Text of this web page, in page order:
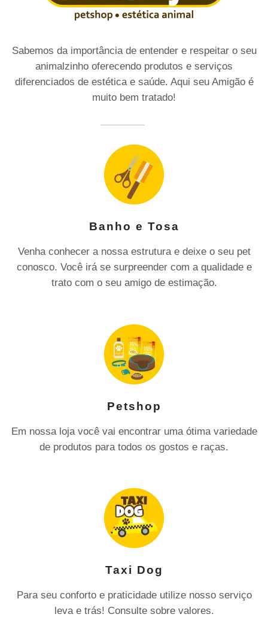
Sabemos da importância de entender e respeitar o seu
animalzinho oferecendo produtos e serviços
diferenciados de estética e saúde. Aqui seu Amigão é
muito bem tratado!
Banho e Tosa
Venha conhecer a nossa estrutura e deixe o seu pet
conosco. Você irá se surpreender com a qualidade e
trato com o seu amigo de estimação.
Petshop
Em nossa loja você vai encontrar uma ótima variedade
de produtos para todos os gostos e raças.
Taxi Dog
Para seu conforto e praticidade utilize nosso serviço
leva e trás! Consulte sobre valores.